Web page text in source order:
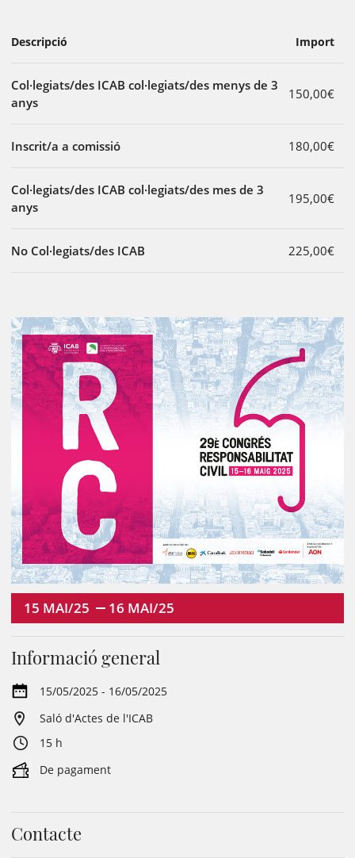
Descripció Import
Col·legiats/des ICAB col·legiats/des menys de 3
anys
150,00€
Inscrit/a a comissió 180,00€
Col·legiats/des ICAB col·legiats/des mes de 3
anys
195,00€
No Col·legiats/des ICAB 225,00€
15 MAI/25 16 MAI/25
Informació general
15/05/2025 - 16/05/2025
Saló d'Actes de l'ICAB
15 h
De pagament
Contacte